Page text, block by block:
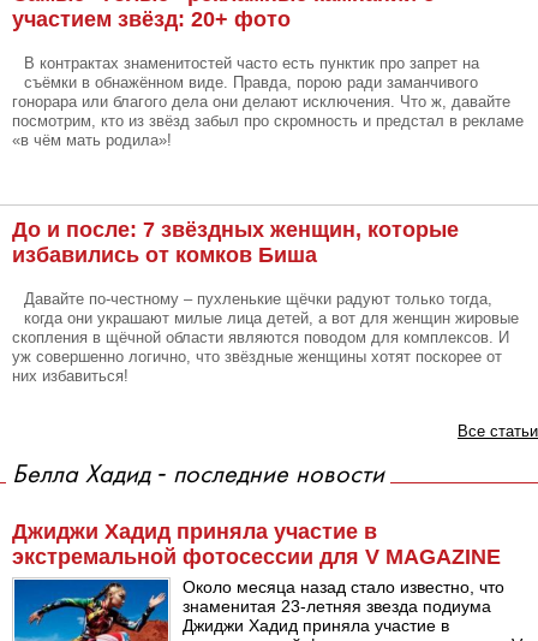
участием звёзд: 20+ фото
В контрактах знаменитостей часто есть пунктик про запрет на
съёмки в обнажённом виде. Правда, порою ради заманчивого
гонорара или благого дела они делают исключения. Что ж, давайте
посмотрим, кто из звёзд забыл про скромность и предстал в рекламе
«в чём мать родила»!
До и после: 7 звёздных женщин, которые
избавились от комков Биша
Давайте по-честному – пухленькие щёчки радуют только тогда,
когда они украшают милые лица детей, а вот для женщин жировые
скопления в щёчной области являются поводом для комплексов. И
уж совершенно логично, что звёздные женщины хотят поскорее от
них избавиться!
Все статьи
Белла Хадид - последние новости
Джиджи Хадид приняла участие в
экстремальной фотосессии для V MAGAZINE
Около месяца назад стало известно, что
знаменитая 23-летняя звезда подиума
Джиджи Хадид приняла участие в